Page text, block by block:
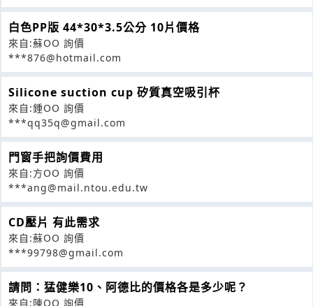
白色PP版 44*30*3.5公分 10片價格
來自:蘇OO 詢價
***876@hotmail.com
Silicone suction cup 矽質真空吸引杯
來自:鍾OO 詢價
***qq35q@gmail.com
門窗手把詢價費用
來自:方OO 詢價
***ang@mail.ntou.edu.tw
CD壓片 有此需求
來自:蘇OO 詢價
***99798@gmail.com
請問：猛健樂10、阿德比的價格各是多少呢？
來自:陳OO 詢價